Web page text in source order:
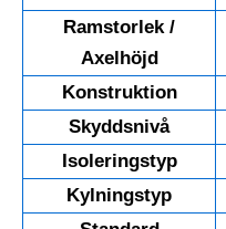
Ramstorlek /
Axelhöjd
Konstruktion
Skyddsnivå
Isoleringstyp
Kylningstyp